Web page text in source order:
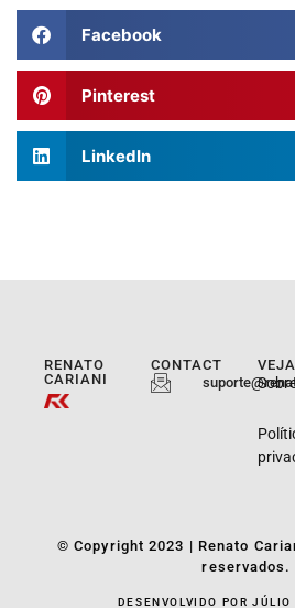
Facebook
Pinterest
LinkedIn
RENATO
CARIANI
CONTACT
© Copyright 2023 | Renato
reservados.
DESENVOLVIDO POR